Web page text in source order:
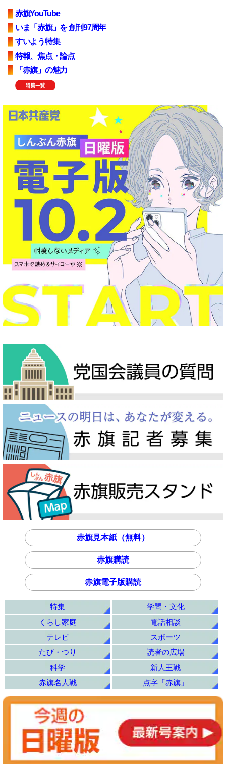
赤旗YouTube
いま「赤旗」を 創刊97周年
すいよう特集
特報、焦点・論点
「赤旗」の魅力
赤旗見本紙（無料）
赤旗購読
赤旗電子版購読
特集
学問・文化
くらし家庭
電話相談
テレビ
スポーツ
たび・つり
読者の広場
科学
新人王戦
赤旗名人戦
点字「赤旗」